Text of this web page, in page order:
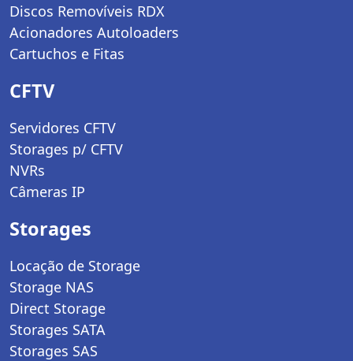
Discos Removíveis RDX
Acionadores Autoloaders
Cartuchos e Fitas
CFTV
Servidores CFTV
Storages p/ CFTV
NVRs
Câmeras IP
Storages
Locação de Storage
Storage NAS
Direct Storage
Storages SATA
Storages SAS